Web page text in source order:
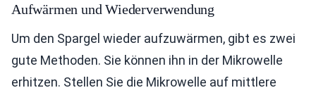
Aufwärmen und Wiederverwendung
Um den Spargel wieder aufzuwärmen, gibt es zwei
gute Methoden. Sie können ihn in der Mikrowelle
erhitzen. Stellen Sie die Mikrowelle auf mittlere